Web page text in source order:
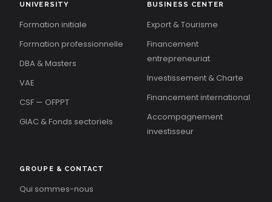
UNIVERSITY
Formation initiale
Formation professionnelle
DBA & Masters
VAE
CSF — OFPPT
GIAC & Fonds sectoriels
BUSINESS CENTER
Export & Tourisme
Financement
entrepreneuriat
Investissement & Charte
Financement international
Accompagnement
investisseur
GROUPE & CONTACT
Qui sommes-nous